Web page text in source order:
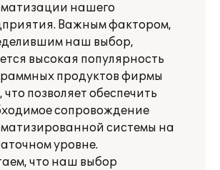
нашего
Важным фактором,
наш выбор,
высокая популярность
продуктов фирмы
что позволяет обеспечить
сопровождение
системы на
уровне.
что наш выбор